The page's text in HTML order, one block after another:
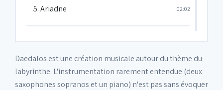
5. Ariadne 02:02
6. Flore III 03:59
7. Twister 04:33
Daedalos est une création musicale autour du thème du
labyrinthe. L'instrumentation rarement entendue (deux
saxophones sopranos et un piano) n'est pas sans évoquer